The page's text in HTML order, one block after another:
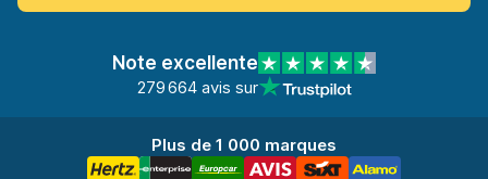
Note excellente
279 664 avis sur
Plus de 1 000 marques